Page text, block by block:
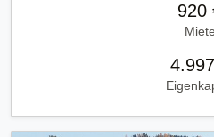
920
Miete